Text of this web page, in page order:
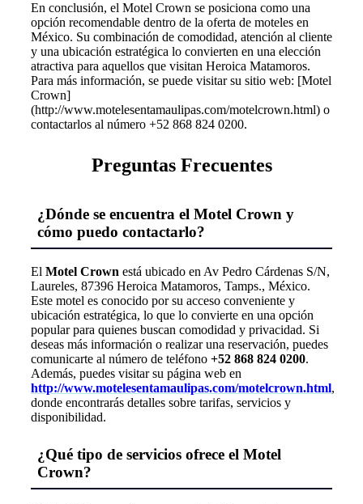
En conclusión, el Motel Crown se posiciona como una
opción recomendable dentro de la oferta de moteles en
México. Su combinación de comodidad, atención al cliente
y una ubicación estratégica lo convierten en una elección
atractiva para aquellos que visitan Heroica Matamoros.
Para más información, se puede visitar su sitio web: [Motel
Crown]
(http://www.motelesentamaulipas.com/motelcrown.html) o
contactarlos al número +52 868 824 0200.
Preguntas Frecuentes
¿Dónde se encuentra el Motel Crown y
cómo puedo contactarlo?
El Motel Crown está ubicado en Av Pedro Cárdenas S/N,
Laureles, 87396 Heroica Matamoros, Tamps., México.
Este motel es conocido por su acceso conveniente y
ubicación estratégica, lo que lo convierte en una opción
popular para quienes buscan comodidad y privacidad. Si
deseas más información o realizar una reservación, puedes
comunicarte al número de teléfono +52 868 824 0200.
Además, puedes visitar su página web en
http://www.motelesentamaulipas.com/motelcrown.html,
donde encontrarás detalles sobre tarifas, servicios y
disponibilidad.
¿Qué tipo de servicios ofrece el Motel
Crown?